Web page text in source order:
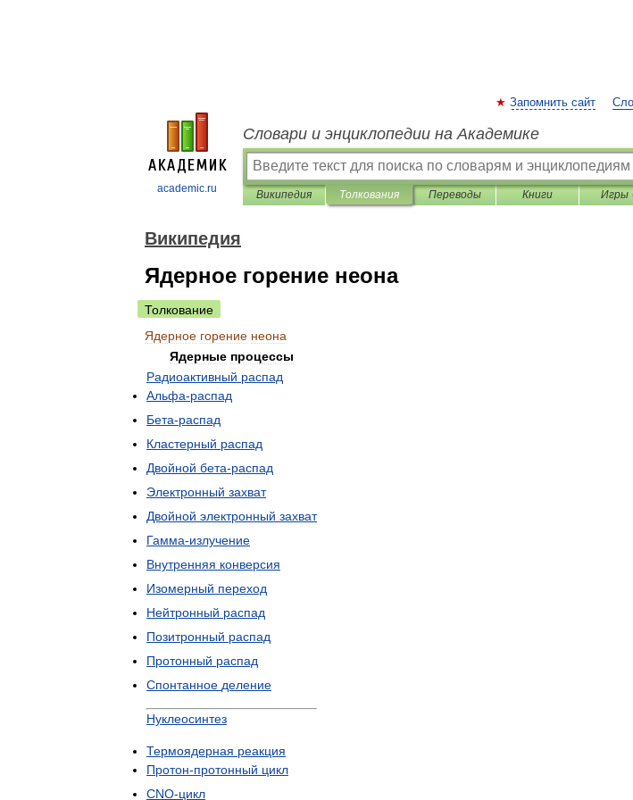
academic.ru
Запомнить сайт
Словари и энциклопедии на Академике
Википедия Толкования Переводы Книги Игры
Википедия
Ядерное горение неона
Толкование
Ядерное горение неона
Ядерные процессы
Радиоактивный распад
Альфа-распад
Бета-распад
Кластерный распад
Двойной бета-распад
Электронный захват
Двойной электронный захват
Гамма-излучение
Внутренняя конверсия
Изомерный переход
Нейтронный распад
Позитронный распад
Протонный распад
Спонтанное деление
Нуклеосинтез
Термоядерная реакция
Протон-протонный цикл
CNO-цикл